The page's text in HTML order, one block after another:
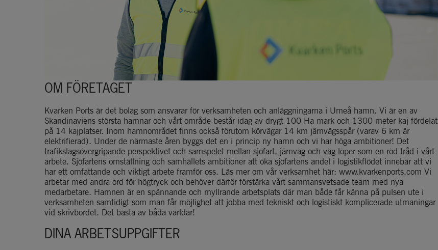
OM FÖRETAGET
Kvarken Ports är det bolag som ansvarar för verksamheten och anläggningarna i Umeå hamn. Vi är en av
Skandinaviens största hamnar och vårt område består idag av drygt 100 Ha mark och 1300 meter kaj fördelat
på 14 kajplatser. Inom hamnområdet finns också förutom körvägar 14 km järnvägsspår (varav 6 km är
elektrifierad). Under de närmaste åren byggs det en i princip ny hamn och vi har höga ambitioner! Det
trafikslagsövergripande perspektivet och samspelet mellan sjöfart, järnväg och väg löper som en röd tråd i vårt
arbete. Sjöfartens omställning och samhällets ambitioner att öka sjöfartens andel i logistikflödet innebär att vi
har ett omfattande och viktigt arbete framför oss. Läs mer om vår verksamhet här: www.kvarkenports.com Vi
arbetar med andra ord för högtryck och behöver därför förstärka vårt sammansvetsade team med nya
medarbetare. Hamnen är en spännande och myllrande arbetsplats där man både får känna på pulsen ute i
verksamheten samtidigt som man får möjlighet att jobba med tekniskt och logistiskt komplicerade utmaningar
vid skrivbordet. Det bästa av båda världar!
DINA ARBETSUPPGIFTER